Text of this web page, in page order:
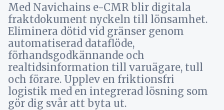
Med Navichains e-CMR blir digitala
fraktdokument nyckeln till lönsamhet.
Eliminera dötid vid gränser genom
automatiserad dataflöde,
förhandsgodkännande och
realtidsinformation till varuägare, tull
och förare. Upplev en friktionsfri
logistik med en integrerad lösning som
gör dig svår att byta ut.